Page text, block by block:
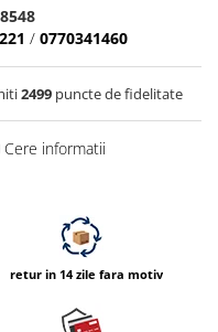
/ 0770341460
2499puncte de fidelitate
Cere informatii
retur in 14 zile fara motiv